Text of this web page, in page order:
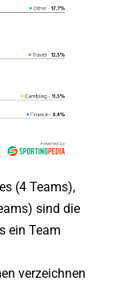
(4 Teams),
sind die
ein Team
verzeichnen